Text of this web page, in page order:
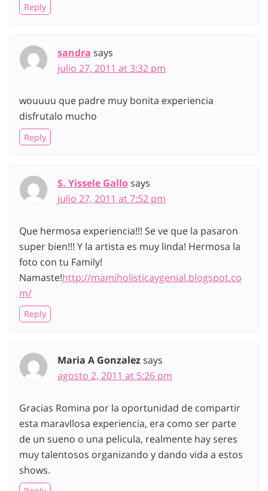
Reply
sandra says
julio 27, 2011 at 3:32 pm
wouuuu que padre muy bonita experiencia
disfrutalo mucho
Reply
S. Yissele Gallosays
julio 27, 2011 at 7:52 pm
Que hermosa experiencia!!! Se ve que la pasaron
super bien!!! Y la artista es muy linda! Hermosa la
foto con tu Family!
Namaste!http://mamiholisticaygenial.blogspot.co
m/
Reply
Maria A Gonzalezsays
agosto 2, 2011 at 5:26 pm
Gracias Romina por la oportunidad de compartir
esta maravllosa experiencia, era como ser parte
de un sueno o una pelicula, realmente hay seres
muy talentosos organizando y dando vida a estos
shows.